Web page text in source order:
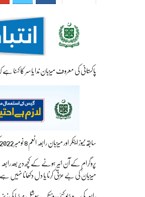
پاکستانی کی معروف میزبان ندا یاسر کا کہنا
سابقہ نیوز اینکر اور میزبان رابعہ انعم 8 نومبر 2022 کو ندا یاسر کے مارننگ شو میں بطور مہمان شریک ہوئی تھیں جس میں ان کے ساتھ اداکار محسن عباس حیدر اور اداکارہ فضا علی کو مدعو کیا گیا۔
پروگرام کے آن ائیر ہونے کے کچھ دیر بعد
میزبان کی بے عزتی کرنا یا دل دکھانا نہیں
رابعہ کی یہ ویڈیو کئی روز تک سوشل میڈیا کی